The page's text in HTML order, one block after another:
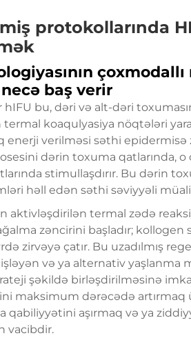
protokollarında
baş verir
hIFU bu, dəri və alt-dəri
koaqulyasiya nöqtələri
enerji verilməsi səthi
dərin toxuma qatlarında,
stimullaşdırır. Bu dərin
həll edən səthi səviyyəli
aktivləşdirilən termal zədə
zəncirini başladır; kollogen
zirvəyə çatır. Bu uzadılmış
və ya alternativ yaşlanma
şəkildə birləşdirilməsinə
maksimum dərəcədə artırmaq
qabiliyyətini aşırmaq və ya
vacibdir.